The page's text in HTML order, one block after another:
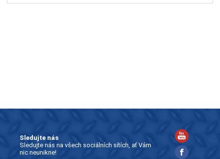
Sledujte nás
Sledujte nás na všech sociálních sítích, ať Vám
nic neunikne!